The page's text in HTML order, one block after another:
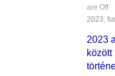
are Off
2023,
2023